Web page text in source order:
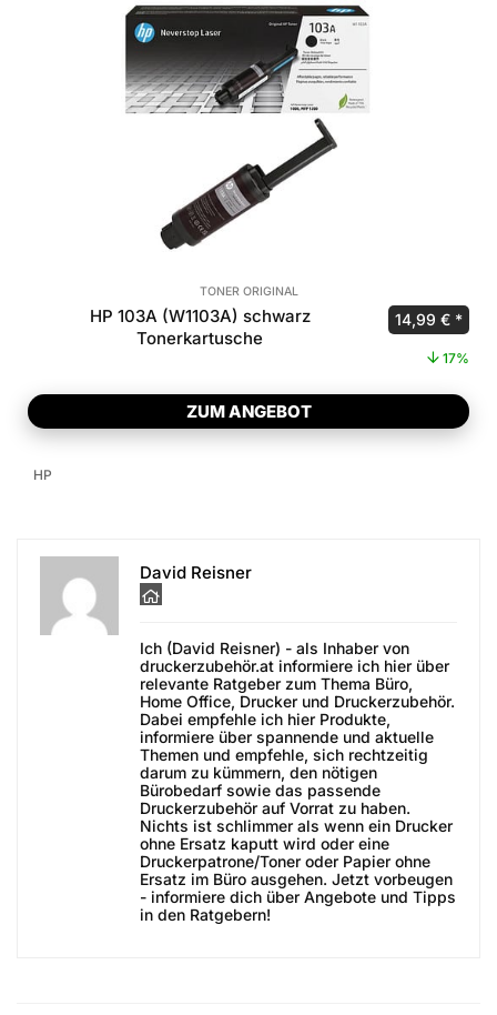
TONER ORIGINAL
HP 103A (W1103A) schwarz
Tonerkartusche
14,99 €
17%
ZUM ANGEBOT
HP
David Reisner
Ich (David Reisner) - als Inhaber von
druckerzubehör.at informiere ich hier über
relevante Ratgeber zum Thema Büro,
Home Office, Drucker und Druckerzubehör.
Dabei empfehle ich hier Produkte,
informiere über spannende und aktuelle
Themen und empfehle, sich rechtzeitig
darum zu kümmern, den nötigen
Bürobedarf sowie das passende
Druckerzubehör auf Vorrat zu haben.
Nichts ist schlimmer als wenn ein Drucker
ohne Ersatz kaputt wird oder eine
Druckerpatrone/Toner oder Papier ohne
Ersatz im Büro ausgehen. Jetzt vorbeugen
- informiere dich über Angebote und Tipps
in den Ratgebern!